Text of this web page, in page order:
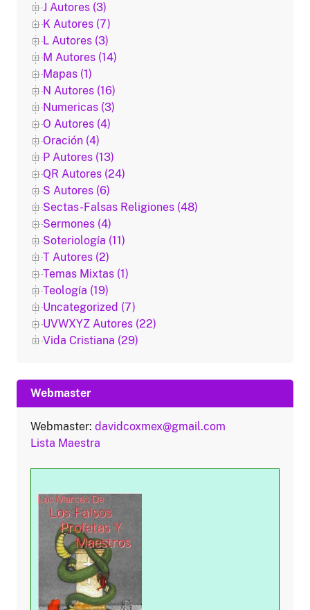
J Autores (3)
K Autores (7)
L Autores (3)
M Autores (14)
Mapas (1)
N Autores (16)
Numericas (3)
O Autores (4)
Oración (4)
P Autores (13)
QR Autores (24)
S Autores (6)
Sectas-Falsas Religiones (48)
Sermones (4)
Soteriología (11)
T Autores (2)
Temas Mixtas (1)
Teología (19)
Uncategorized (7)
UVWXYZ Autores (22)
Vida Cristiana (29)
Webmaster
Webmaster: davidcoxmex@gmail.com
Lista Maestra